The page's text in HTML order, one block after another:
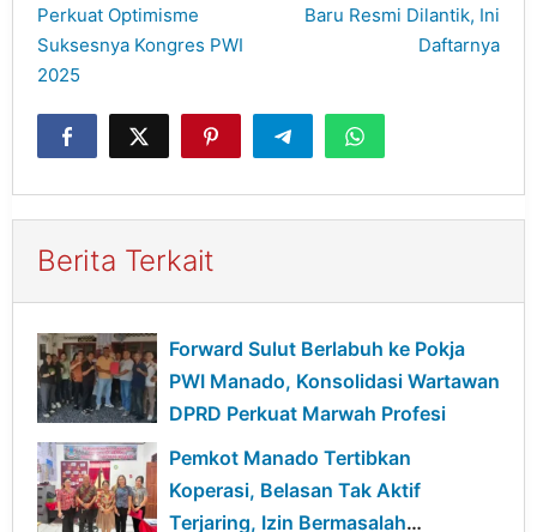
Perkuat Optimisme
Suksesnya Kongres PWI
2025
Baru Resmi Dilantik, Ini
Daftarnya
Berita Terkait
Forward Sulut Berlabuh ke Pokja
PWI Manado, Konsolidasi Wartawan
DPRD Perkuat Marwah Profesi
Pemkot Manado Tertibkan
Koperasi, Belasan Tak Aktif
Terjaring, Izin Bermasalah